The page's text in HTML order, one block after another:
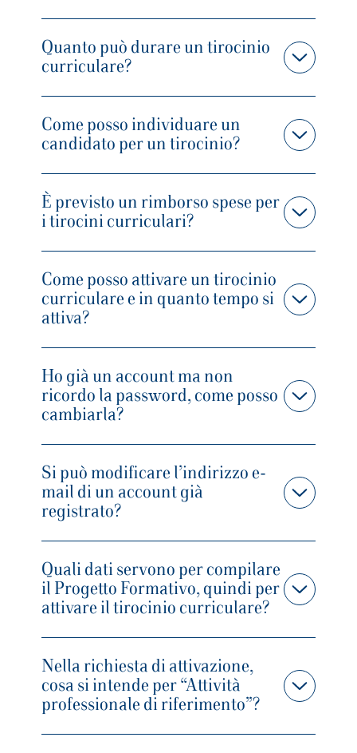
Quanto può durare un tirocinio
curriculare?
Come posso individuare un
candidato per un tirocinio?
È previsto un rimborso spese per
i tirocini curriculari?
Come posso attivare un tirocinio
curriculare e in quanto tempo si
attiva?
Ho già un account ma non
ricordo la password, come posso
cambiarla?
Si può modificare l’indirizzo e-
mail di un account già
registrato?
Quali dati servono per compilare
il Progetto Formativo, quindi per
attivare il tirocinio curriculare?
Nella richiesta di attivazione,
cosa si intende per “Attività
professionale di riferimento”?